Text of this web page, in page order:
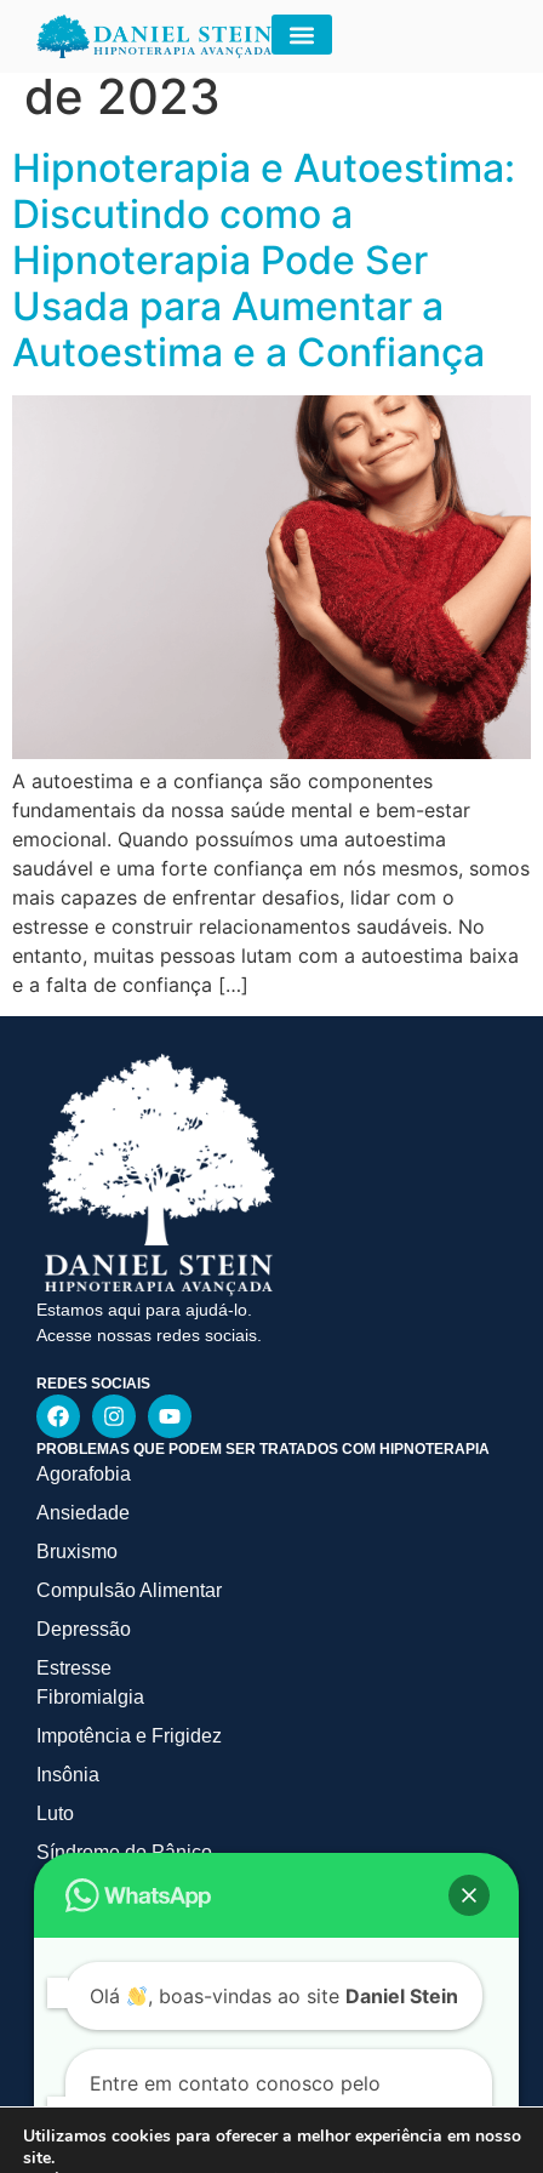
Dia:29 de setembro
de 2023
Hipnoterapia e Autoestima:
Discutindo como a
Hipnoterapia Pode Ser
Usada para Aumentar a
Autoestima e a Confiança
A autoestima e a confiança são componentes
fundamentais da nossa saúde mental e bem-estar
emocional. Quando possuímos uma autoestima
saudável e uma forte confiança em nós mesmos, somos
mais capazes de enfrentar desafios, lidar com o
estresse e construir relacionamentos saudáveis. No
entanto, muitas pessoas lutam com a autoestima baixa
e a falta de confiança […]
Estamos aqui para ajudá-lo.
Acesse nossas redes sociais.
REDES SOCIAIS
PROBLEMAS QUE PODEM SER TRATADOS COM HIPNOTERAPIA
Agorafobia
Ansiedade
Bruxismo
Compulsão Alimentar
Depressão
Estresse
Fibromialgia
Impotência e Frigidez
Insônia
Luto
Síndrome do Pânico
Tabagismo e Vícios
TOC
© 2026 Daniel Stein Hipnoterapia. Todos os direitos reservados.
Utilizamos cookies para oferecer a melhor experiência em nosso
site.
Olá , boas-vindas ao site Daniel Stein
Entre em contato conosco pelo
WhatsApp. Clique no botão a seguir: